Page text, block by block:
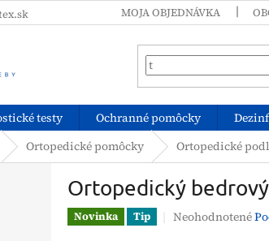
MOJA OBJEDNÁVKA
testy Ochranné pomôcky
Ortopedické pomôcky Ortopedické
Ortopedický
Novinka Tip
Priemerné
Neohodnotené